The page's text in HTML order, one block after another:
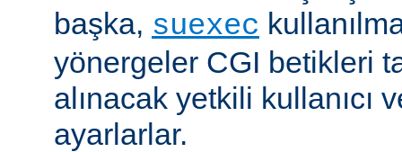
başka, suexec
yönergeler CGI betikleri
alınacak yetkili kullanıcı
ayarlarlar.